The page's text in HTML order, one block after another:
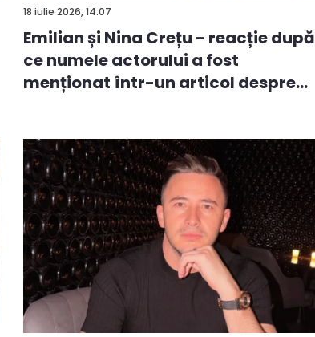
18 iulie 2026, 14:07
Emilian și Nina Crețu - reacție după
ce numele actorului a fost
menționat într-un articol despre